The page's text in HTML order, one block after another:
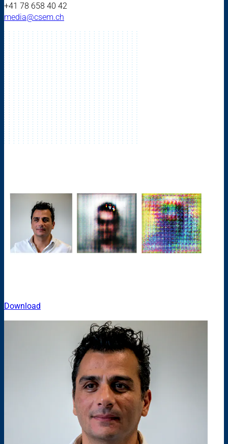
+41 78 658 40 42
media@csem.ch
Download